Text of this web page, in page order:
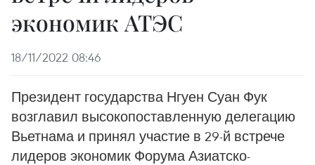
экономик АТЭС
18/11/2022 08:46
Президент государства Нгуен Суан Фук
возглавил высокопоставленную делегацию
Вьетнама и принял участие в 29-й встрече
лидеров экономик Форума Азиатско-